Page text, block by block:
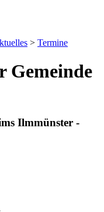
> Termine
Gemeinde
Ilmmünster -